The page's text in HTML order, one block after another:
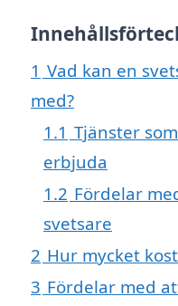
1 Vad kan en
med?
1.1 Tjänster
erbjuda
1.2 Fördelar
svetsare
2 Hur mycket
3 Fördelar med